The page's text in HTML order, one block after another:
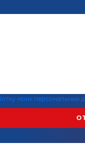
моих персональных